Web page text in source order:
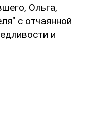
Ольга,
с отчаянной
и